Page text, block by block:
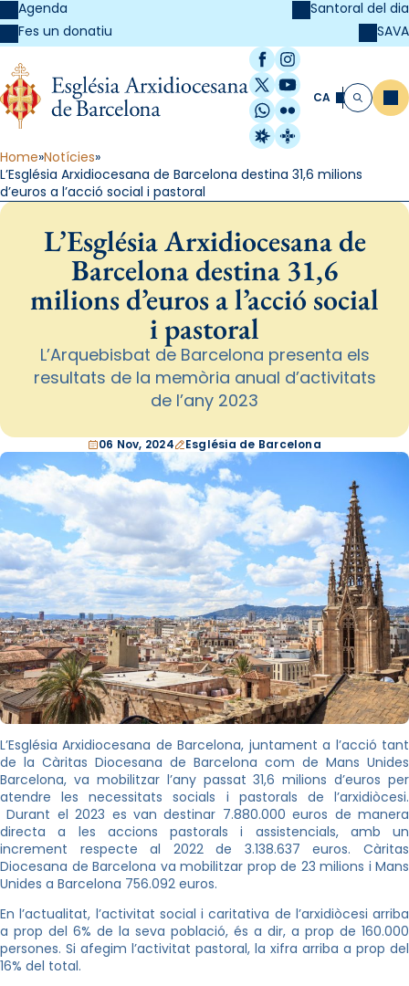
Agenda
Fes un donatiu
Santoral del dia
SAVA
Facebook
Instagram
X / Twitter
YouTube
WhatsApp
Flickr
Radio Estel
Catalunya
CA Cerca
Home Notícies
L’Església Arxidiocesana de Barcelona destina 31,6 milions
d’euros a l’acció social i pastoral
L’Església Arxidiocesana de
Barcelona destina 31,6
milions d’euros a l’acció social
i pastoral
L’Arquebisbat de Barcelona presenta els
resultats de la memòria anual d’activitats
de l’any 2023
06 Nov, 2024 Església de Barcelona
L’Església Arxidiocesana de Barcelona, juntament a l’acció tant
de la Càritas Diocesana de Barcelona com de Mans Unides
Barcelona, va mobilitzar l’any passat 31,6 milions d’euros per
atendre les necessitats socials i pastorals de l’arxidiòcesi.
Durant el 2023 es van destinar 7.880.000 euros de manera
directa a les accions pastorals i assistencials, amb un
increment respecte al 2022 de 3.138.637 euros. Càritas
Diocesana de Barcelona va mobilitzar prop de 23 milions i Mans
Unides a Barcelona 756.092 euros.
En l’actualitat, l’activitat social i caritativa de l’arxidiòcesi arriba
a prop del 6% de la seva població, és a dir, a prop de 160.000
persones. Si afegim l’activitat pastoral, la xifra arriba a prop del
16% del total.